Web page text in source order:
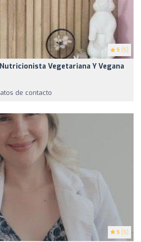
5 (5)
Vegetariana Y Vegana
de contacto
5 (5)